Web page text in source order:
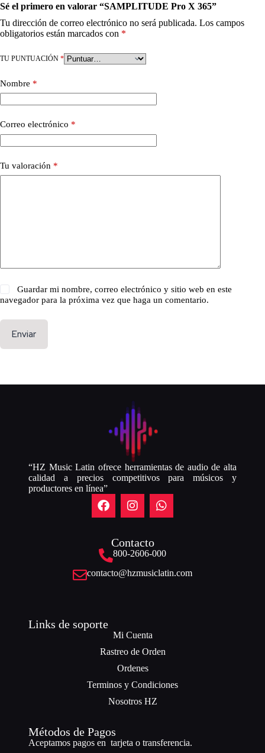
Sé el primero en valorar “SAMPLITUDE Pro X 365”
Tu dirección de correo electrónico no será publicada. Los campos
obligatorios están marcados con *
TU PUNTUACIÓN *
Nombre *
Correo electrónico *
Tu valoración *
Guardar mi nombre, correo electrónico y sitio web en este
navegador para la próxima vez que haga un comentario.
Enviar
“HZ Music Latin ofrece herramientas de audio de alta
calidad a precios competitivos para músicos y
productores en línea”
Contacto
800-2606-000
contacto@hzmusiclatin.com
Links de soporte
Mi Cuenta
Rastreo de Orden
Ordenes
Terminos y Condiciones
Nosotros HZ
Métodos de Pagos
Aceptamos pagos en tarjeta o transferencia.